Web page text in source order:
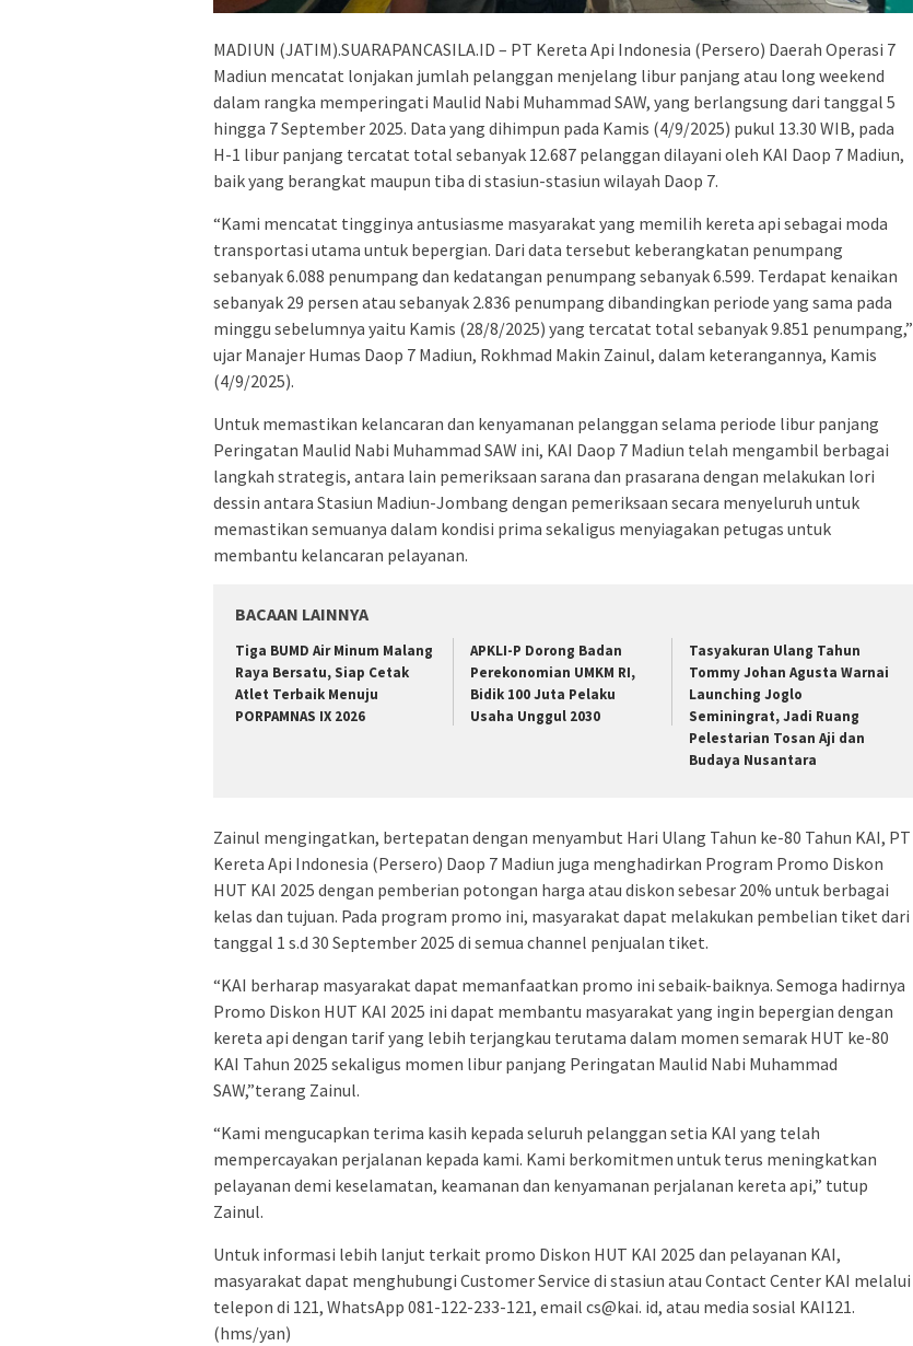
MADIUN (JATIM).SUARAPANCASILA.ID – PT Kereta Api Indonesia (Persero) Daerah Operasi 7
Madiun mencatat lonjakan jumlah pelanggan menjelang libur panjang atau long weekend
dalam rangka memperingati Maulid Nabi Muhammad SAW, yang berlangsung dari tanggal 5
hingga 7 September 2025. Data yang dihimpun pada Kamis (4/9/2025) pukul 13.30 WIB, pada
H-1 libur panjang tercatat total sebanyak 12.687 pelanggan dilayani oleh KAI Daop 7 Madiun,
baik yang berangkat maupun tiba di stasiun-stasiun wilayah Daop 7.
“Kami mencatat tingginya antusiasme masyarakat yang memilih kereta api sebagai moda
transportasi utama untuk bepergian. Dari data tersebut keberangkatan penumpang
sebanyak 6.088 penumpang dan kedatangan penumpang sebanyak 6.599. Terdapat kenaikan
sebanyak 29 persen atau sebanyak 2.836 penumpang dibandingkan periode yang sama pada
minggu sebelumnya yaitu Kamis (28/8/2025) yang tercatat total sebanyak 9.851 penumpang,”
ujar Manajer Humas Daop 7 Madiun, Rokhmad Makin Zainul, dalam keterangannya, Kamis
(4/9/2025).
Untuk memastikan kelancaran dan kenyamanan pelanggan selama periode libur panjang
Peringatan Maulid Nabi Muhammad SAW ini, KAI Daop 7 Madiun telah mengambil berbagai
langkah strategis, antara lain pemeriksaan sarana dan prasarana dengan melakukan lori
dessin antara Stasiun Madiun-Jombang dengan pemeriksaan secara menyeluruh untuk
memastikan semuanya dalam kondisi prima sekaligus menyiagakan petugas untuk
membantu kelancaran pelayanan.
BACAAN LAINNYA
Tiga BUMD Air Minum Malang
Raya Bersatu, Siap Cetak
Atlet Terbaik Menuju
PORPAMNAS IX 2026
APKLI-P Dorong Badan
Perekonomian UMKM RI,
Bidik 100 Juta Pelaku
Usaha Unggul 2030
Tasyakuran Ulang Tahun
Tommy Johan Agusta Warnai
Launching Joglo
Seminingrat, Jadi Ruang
Pelestarian Tosan Aji dan
Budaya Nusantara
Zainul mengingatkan, bertepatan dengan menyambut Hari Ulang Tahun ke-80 Tahun KAI, PT
Kereta Api Indonesia (Persero) Daop 7 Madiun juga menghadirkan Program Promo Diskon
HUT KAI 2025 dengan pemberian potongan harga atau diskon sebesar 20% untuk berbagai
kelas dan tujuan. Pada program promo ini, masyarakat dapat melakukan pembelian tiket dari
tanggal 1 s.d 30 September 2025 di semua channel penjualan tiket.
“KAI berharap masyarakat dapat memanfaatkan promo ini sebaik-baiknya. Semoga hadirnya
Promo Diskon HUT KAI 2025 ini dapat membantu masyarakat yang ingin bepergian dengan
kereta api dengan tarif yang lebih terjangkau terutama dalam momen semarak HUT ke-80
KAI Tahun 2025 sekaligus momen libur panjang Peringatan Maulid Nabi Muhammad
SAW,”terang Zainul.
“Kami mengucapkan terima kasih kepada seluruh pelanggan setia KAI yang telah
mempercayakan perjalanan kepada kami. Kami berkomitmen untuk terus meningkatkan
pelayanan demi keselamatan, keamanan dan kenyamanan perjalanan kereta api,” tutup
Zainul.
Untuk informasi lebih lanjut terkait promo Diskon HUT KAI 2025 dan pelayanan KAI,
masyarakat dapat menghubungi Customer Service di stasiun atau Contact Center KAI melalui
telepon di 121, WhatsApp 081-122-233-121, email cs@kai. id, atau media sosial KAI121.
(hms/yan)